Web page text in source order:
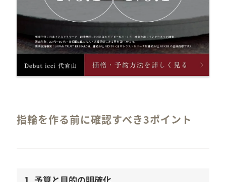
指輪を作る前に確認すべき3ポイント